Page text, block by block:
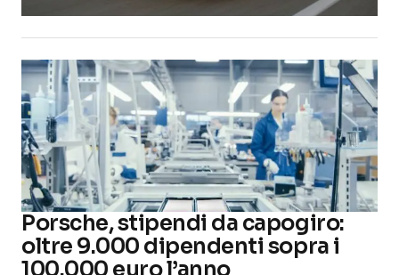
Porsche, stipendi da capogiro:
oltre 9.000 dipendenti sopra i
100.000 euro l’anno